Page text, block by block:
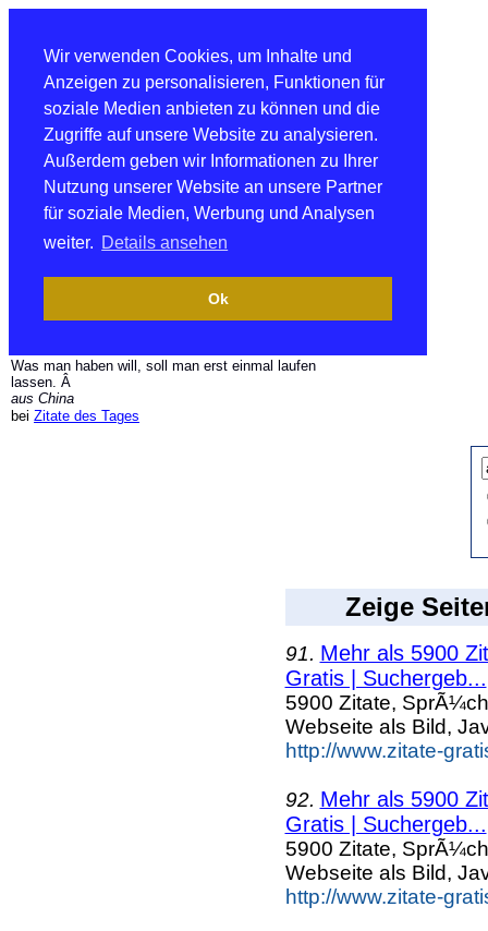
Wir verwenden Cookies, um Inhalte und
Anzeigen zu personalisieren, Funktionen für
soziale Medien anbieten zu können und die
Zugriffe auf unsere Website zu analysieren.
Außerdem geben wir Informationen zu Ihrer
Nutzung unserer Website an unsere Partner
für soziale Medien, Werbung und Analysen
weiter. Details ansehen
Ok
Was man haben will, soll man erst einmal laufen
lassen. Â
aus China
bei Zitate des Tages
Zeige
91. Mehr als 5900
Gratis | Suchergeb...
5900 Zitate,
Webseite als Bild,
http://www.zitate-
92. Mehr als 5900
Gratis | Suchergeb...
5900 Zitate,
Webseite als Bild,
http://www.zitate-